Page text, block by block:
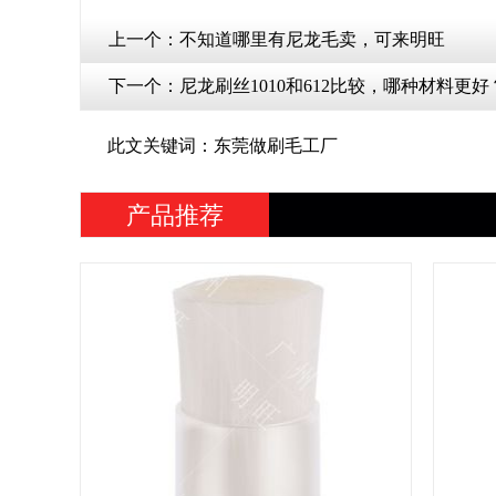
上一个： 不知道哪里有尼龙毛卖，可来明旺
下一个： 尼龙刷丝1010和612比较，哪种材料更
此文关键词：东莞做刷毛工厂
产品推荐